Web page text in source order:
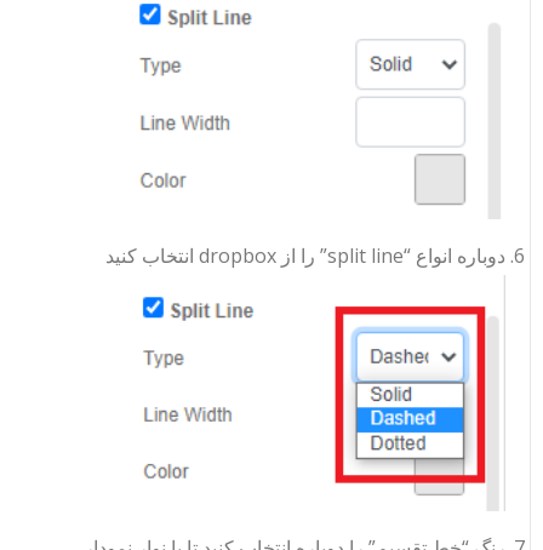
دوباره انواع “split line” را از dropbox انتخاب کنید